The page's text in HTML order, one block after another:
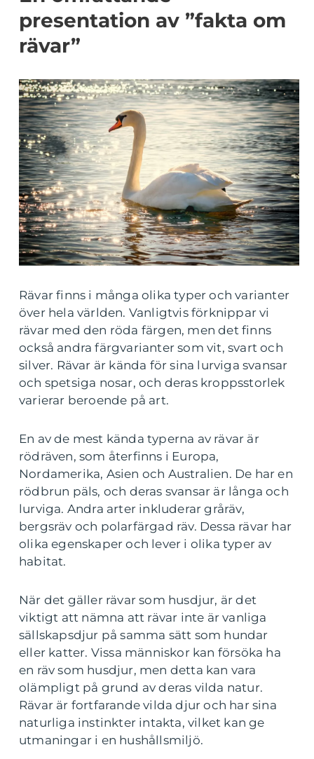
presentation av ”fakta om
rävar”
Rävar finns i många olika typer och varianter
över hela världen. Vanligtvis förknippar vi
rävar med den röda färgen, men det finns
också andra färgvarianter som vit, svart och
silver. Rävar är kända för sina lurviga svansar
och spetsiga nosar, och deras kroppsstorlek
varierar beroende på art.
En av de mest kända typerna av rävar är
rödräven, som återfinns i Europa,
Nordamerika, Asien och Australien. De har en
rödbrun päls, och deras svansar är långa och
lurviga. Andra arter inkluderar gråräv,
bergsräv och polarfärgad räv. Dessa rävar har
olika egenskaper och lever i olika typer av
habitat.
När det gäller rävar som husdjur, är det
viktigt att nämna att rävar inte är vanliga
sällskapsdjur på samma sätt som hundar
eller katter. Vissa människor kan försöka ha
en räv som husdjur, men detta kan vara
olämpligt på grund av deras vilda natur.
Rävar är fortfarande vilda djur och har sina
naturliga instinkter intakta, vilket kan ge
utmaningar i en hushållsmiljö.